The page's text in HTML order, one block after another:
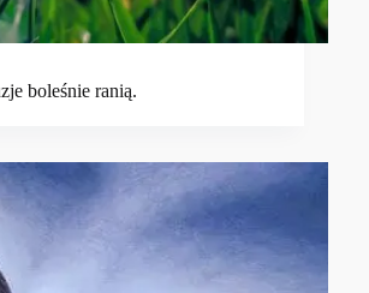
boleśnie ranią.